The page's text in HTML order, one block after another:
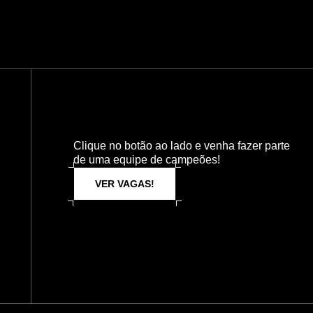
Clique no botão ao lado e venha fazer parte
de uma equipe de campeões!
VER VAGAS!